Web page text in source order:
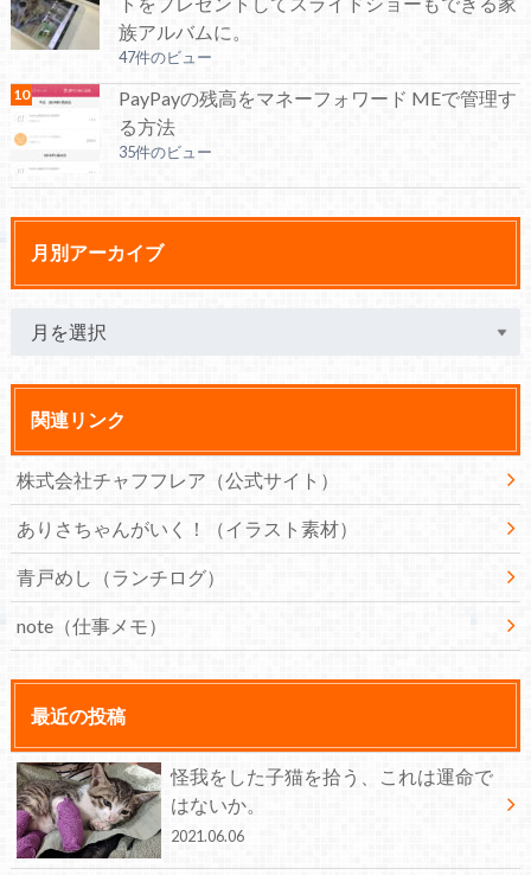
族アルバムに。
47件のビュー
PayPayの残高をマネーフォワード MEで管理す
る方法
35件のビュー
月別アーカイブ
関連リンク
株式会社チャフフレア（公式サイト）
ありさちゃんがいく！（イラスト素材）
青戸めし（ランチログ）
note（仕事メモ）
最近の投稿
怪我をした子猫を拾う、これは運命で
はないか。
2021.06.06